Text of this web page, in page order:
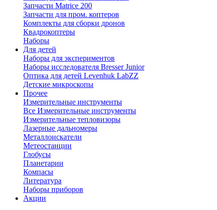
Запчасти Matrice 200
Запчасти для пром. коптеров
Комплекты для сборки дронов
Квадрокоптеры
Наборы
Для детей
Наборы для экспериментов
Наборы исследователя Bresser Junior
Оптика для детей Levenhuk LabZZ
Детские микроскопы
Прочее
Измерительные инструменты
Все Измерительные инструменты
Измерительные тепловизоры
Лазерные дальномеры
Металлоискатели
Метеостанции
Глобусы
Планетарии
Компасы
Литература
Наборы приборов
Акции